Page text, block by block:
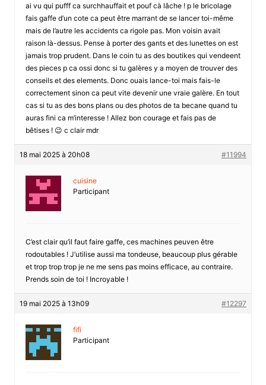
ai vu qui pufff ca surchhauffait et pouf cà lâche ! p le bricolage
fais gaffe d’un cote ca peut être marrant de se lancer toi-même
mais de l’autre les accidents ca rigole pas. Mon voisin avait
raison là-dessus. Pense à porter des gants et des lunettes on est
jamais trop prudent. Dans le coin tu as des boutikes qui vendeent
des pieces p ca ossi donc si tu galères y a moyen de trouver des
conseils et des elements. Donc ouais lance-toi mais fais-le
correctement sinon ca peut vite devenir une vraie galère. En tout
cas si tu as des bons plans ou des photos de ta becane quand tu
auras fini ca m’interesse ! Allez bon courage et fais pas de
bêtises ! 😉 c clair mdr
18 mai 2025 à 20h08 #11994
cuisine
Participant
C’est clair qu’il faut faire gaffe, ces machines peuven être
rodoutables ! J’utilise aussi ma tondeuse, beaucoup plus gérable
et trop trop trop je ne me sens pas moins efficace, au contraire.
Prends soin de toi ! Incroyable !
19 mai 2025 à 13h09 #12297
fifi
Participant